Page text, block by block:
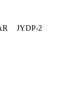
JYDP-2